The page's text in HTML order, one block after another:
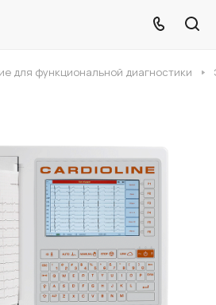
для функциональной диагностики